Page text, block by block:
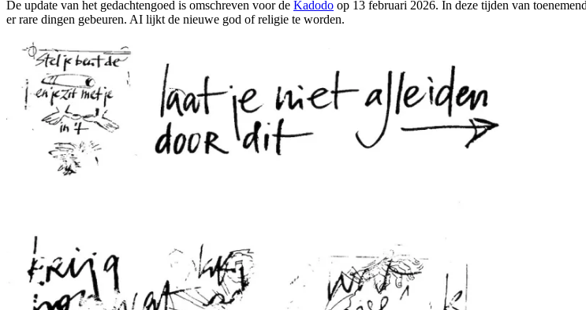
De update van het gedachtengoed is omschreven voor de Kadodo op 13 februari 2026. In deze tijden van
er rare dingen gebeuren. AI lijkt de nieuwe god of religie te worden.